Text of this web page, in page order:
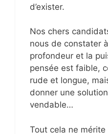
d’exister.
Nos chers
nous de constater
profondeur et la
pensée est faible,
rude et longue,
donner une
vendable…
Tout cela ne